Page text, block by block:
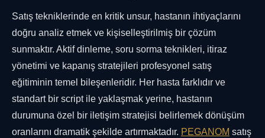
Satış tekniklerinde en kritik unsur, hastanın ihtiyaçlarını
doğru analiz etmek ve kişiselleştirilmiş bir çözüm
sunmaktır. Aktif dinleme, soru sorma teknikleri, itiraz
yönetimi ve kapanış stratejileri profesyonel satış
eğitiminin temel bileşenleridir. Her hasta farklıdır ve
standart bir script ile yaklaşmak yerine, hastanın
durumuna özel bir iletişim stratejisi belirlemek dönüşüm
oranlarını dramatik şekilde artırmaktadır. PEGANOM satış